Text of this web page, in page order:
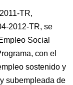
TR,
2012-TR, se
Social
con el
sostenido y
subempleada de